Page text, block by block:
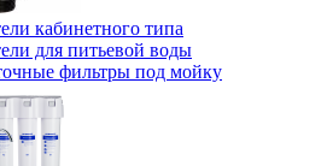
кабинетного типа
для питьевой воды
фильтры под мойку